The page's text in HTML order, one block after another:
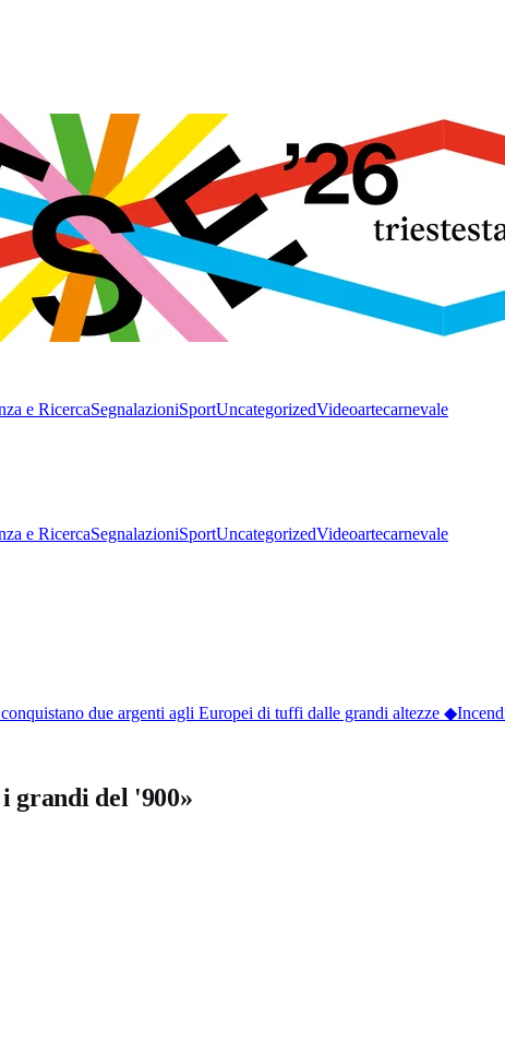
e RicercaSegnalazioniSportUncategorizedVideoartecarnevale
e RicercaSegnalazioniSportUncategorizedVideoartecarnevale
due argenti agli Europei di tuffi dalle grandi altezze◆Incendi
grandi del '900»